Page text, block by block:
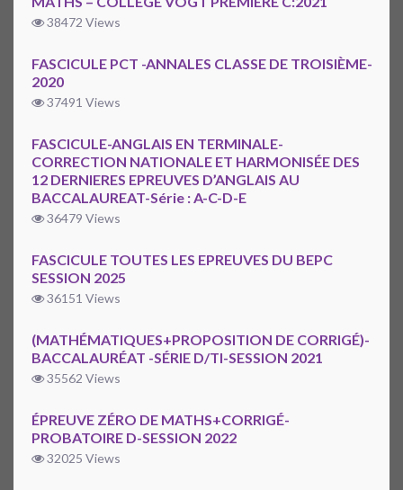
38472 Views
FASCICULE PCT -ANNALES CLASSE DE TROISIÈME-
2020
37491 Views
FASCICULE-ANGLAIS EN TERMINALE-
CORRECTION NATIONALE ET HARMONISÉE DES
12 DERNIERES EPREUVES D’ANGLAIS AU
BACCALAUREAT-Série : A-C-D-E
36479 Views
FASCICULE TOUTES LES EPREUVES DU BEPC
SESSION 2025
36151 Views
(MATHÉMATIQUES+PROPOSITION DE CORRIGÉ)-
BACCALAURÉAT -SÉRIE D/TI-SESSION 2021
35562 Views
ÉPREUVE ZÉRO DE MATHS+CORRIGÉ-
PROBATOIRE D-SESSION 2022
32025 Views